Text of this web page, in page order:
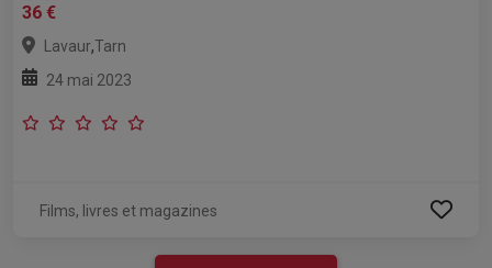
36 €
Lavaur,Tarn
24 mai 2023
Films, livres et magazines